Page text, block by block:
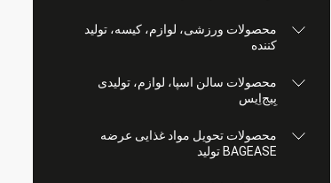
محصولات ورزشی، لوازم، کیسه، تولید
کننده
محصولات سالن اسپا، لوازم، تولیدی
بِیج‌اِیس
محصولات تحویل مواد غذایی عرضه
BAGEASE تولید